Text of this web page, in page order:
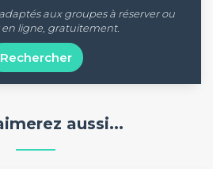
aux groupes à réserver ou
en ligne, gratuitement.
Rechercher
aussi...